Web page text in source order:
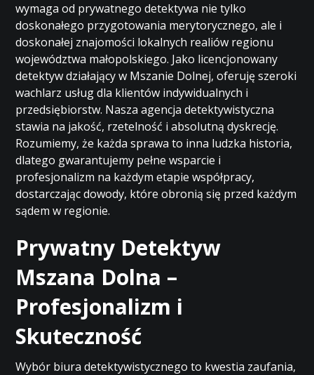
wymaga od prywatnego detektywa nie tylko
doskonałego przygotowania merytorycznego, ale i
doskonałej znajomości lokalnych realiów regionu
województwa małopolskiego. Jako licencjonowany
detektyw działający w Mszanie Dolnej, oferuję szeroki
wachlarz usług dla klientów indywidualnych i
przedsiębiorstw. Nasza agencja detektywistyczna
stawia na jakość, rzetelność i absolutną dyskrecję.
Rozumiemy, że każda sprawa to inna ludzka historia,
dlatego gwarantujemy pełne wsparcie i
profesjonalizm na każdym etapie współpracy,
dostarczając dowody, które obronią się przed każdym
sądem w regionie.
Prywatny Detektyw
Mszana Dolna –
Profesjonalizm i
Skuteczność
Wybór biura detektywistycznego to kwestia zaufania,